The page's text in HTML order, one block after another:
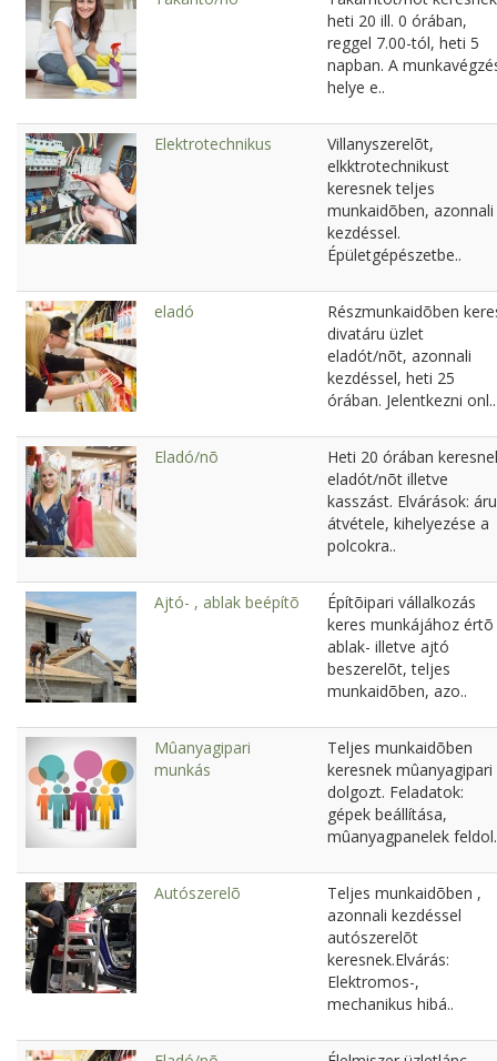
heti 20 ill. 0 órában,
reggel 7.00-tól, heti 5
napban. A
helye e..
Elektrotechnikus
Villanyszerelõt,
elkktrotechnikust
keresnek teljes
munkaidõben, azonnali
kezdéssel.
Épületgépészetbe..
eladó
Részmunkaidõben
divatáru üzlet
eladót/nõt, azonnali
kezdéssel, heti 25
órában. Jelentkezni onl..
Eladó/nõ
Heti 20 órában
eladót/nõt illetve
kasszást. Elvárások: áru
átvétele, kihelyezése a
polcokra..
Ajtó- , ablak beépítõ
Építõipari vállalkozás
keres munkájához értõ
ablak- illetve ajtó
beszerelõt, teljes
munkaidõben, azo..
Mûanyagipari
munkás
Teljes munkaidõben
keresnek mûanyagipari
dolgozt. Feladatok:
gépek beállítása,
mûanyagpanelek
Autószerelõ
Teljes munkaidõben ,
azonnali kezdéssel
autószerelõt
keresnek.Elvárás:
Elektromos-,
mechanikus hibá..